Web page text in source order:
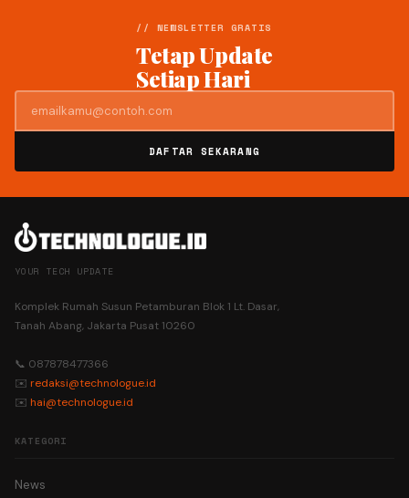
// NEWSLETTER GRATIS
Tetap Update
Setiap Hari
DAFTAR SEKARANG
YOUR TECH UPDATE
Komplek Rumah Susun Petamburan Blok 1 Lt. Dasar,
Tanah Abang, Jakarta Pusat 10260
📞 087878477366
✉️ redaksi@technologue.id
✉️ hai@technologue.id
KATEGORI
News